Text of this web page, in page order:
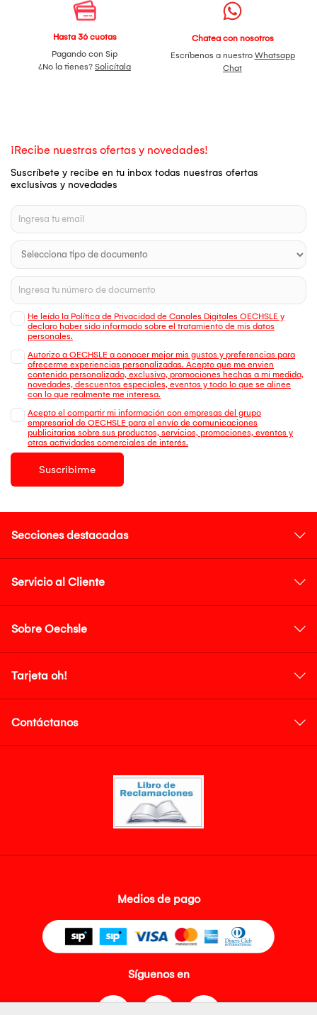
Hasta 36 cuotas
Pagando con Sip
¿No la tienes? Solicítala
Chatea con nosotros
Escríbenos a nuestro Whatsapp
Chat
¡Recibe nuestras ofertas y novedades!
Suscríbete y recibe en tu inbox todas nuestras ofertas
exclusivas y novedades
He leído la Política de Privacidad de Canales Digitales OECHSLE y
declaro haber sido informado sobre el tratamiento de mis datos
personales.
Autorizo a OECHSLE a conocer mejor mis gustos y preferencias para
ofrecerme experiencias personalizadas. Acepto que me envien
contenido personalizado, exclusivo, promociones hechas a mi medida,
novedades, descuentos especiales, eventos y todo lo que se alinee
con lo que realmente me interesa.
Acepto el compartir mi información con empresas del grupo
empresarial de OECHSLE para el envío de comunicaciones
publicitarias sobre sus productos, servicios, promociones, eventos y
otras actividades comerciales de interés.
Suscribirme
Secciones destacadas
Servicio al Cliente
Sobre Oechsle
Tarjeta oh!
Contáctanos
Medios de pago
Síguenos en